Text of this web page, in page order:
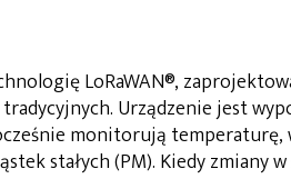
LoRaWAN®,
Urządzenie jest
monitorują
stałych (PM). Kiedy zmiany